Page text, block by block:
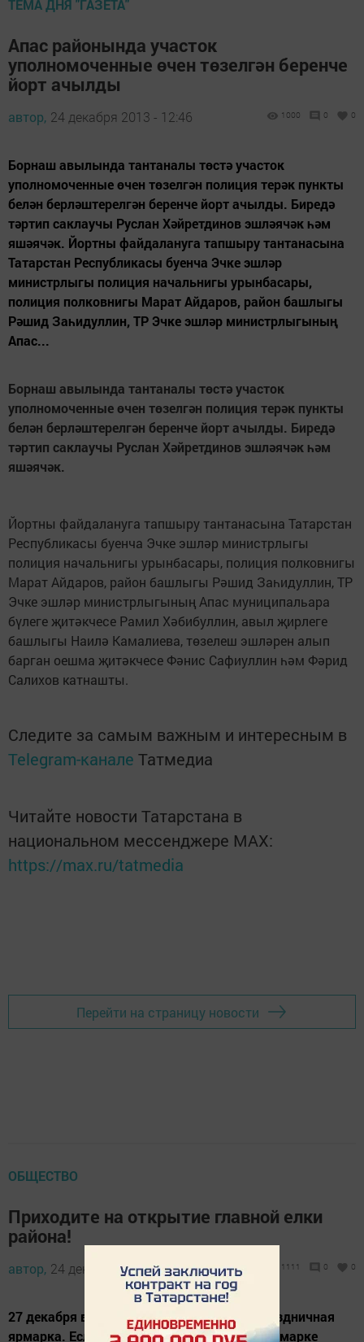
ТЕМА ДНЯ "ГАЗЕТА"
Апас районында участок
уполномоченные өчен төзелгән беренче
йорт ачылды
автор, 24 декабря 2013 - 12:46 1000 0 0
Борнаш авылында тантаналы төстә участок
уполномоченные өчен төзелгән полиция терәк пункты
белән берләштерелгән беренче йорт ачылды. Биредә
тәртип саклаучы Руслан Хәйретдинов эшләячәк һәм
яшәячәк. Йортны файдалануга тапшыру тантанасына
Татарстан Республикасы буенча Эчке эшләр
министрлыгы полиция начальнигы урынбасары,
полиция полковнигы Марат Айдаров, район башлыгы
Рәшид Заһидуллин, ТР Эчке эшләр министрлыгының
Апас...
Борнаш авылында тантаналы төстә участок
уполномоченные өчен төзелгән полиция терәк пункты
белән берләштерелгән беренче йорт ачылды. Биредә
тәртип саклаучы Руслан Хәйретдинов эшләячәк һәм
яшәячәк.
Йортны файдалануга тапшыру тантанасына Татарстан
Республикасы буенча Эчке эшләр министрлыгы
полиция начальнигы урынбасары, полиция полковнигы
Марат Айдаров, район башлыгы Рәшид Заһидуллин, ТР
Эчке эшләр министрлыгының Апас муниципальара
бүлеге җитәкчесе Рамил Хәбибуллин, авыл җирлеге
башлыгы Наилә Камалиева, төзелеш эшләрен алып
барган оешма җитәкчесе Фәнис Сафиуллин һәм Фәрид
Салихов катнашты.
Следите за самым важным и интересным в
Telegram-канале Татмедиа
Читайте новости Татарстана в
национальном мессенджере MАХ:
https://max.ru/tatmedia
Перейти на страницу новости
ОБЩЕСТВО
Приходите на открытие главной елки
района!
автор, 24 декабря 2013 - 10:16 1111 0 0
27 декабря в районном центре пройдет праздничная
ярмарка. Если вы хотите реализовать на ярмарке